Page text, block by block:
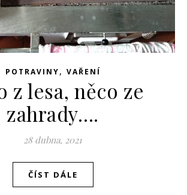
POTRAVINY, VAŘENÍ
z lesa, něco ze
zahrady….
28 dubna, 2021
ČÍST DÁLE